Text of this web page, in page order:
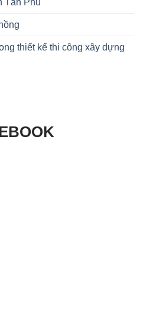
Tân Phú
thiết kế thi công xây dựng